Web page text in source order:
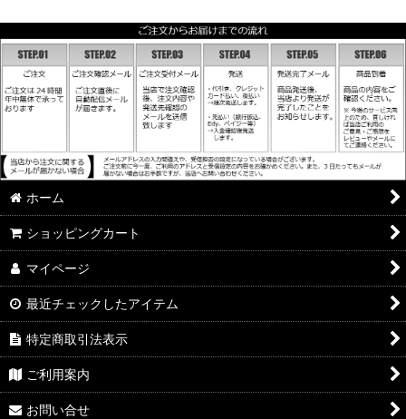
ホーム
ショッピングカート
マイページ
最近チェックしたアイテム
特定商取引法表示
ご利用案内
お問い合せ